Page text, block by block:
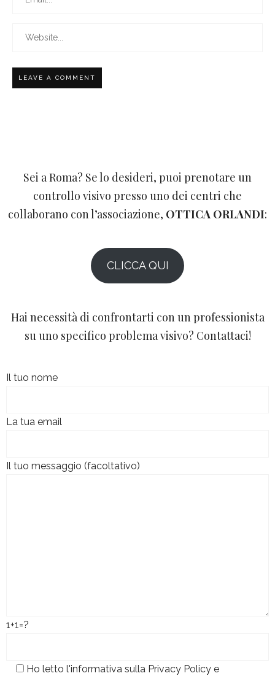
Sei a Roma? Se lo desideri, puoi prenotare un
controllo visivo presso uno dei centri che
collaborano con l’associazione, OTTICA ORLANDI:
CLICCA QUI
Hai necessità di confrontarti con un professionista
su uno specifico problema visivo? Contattaci!
Il tuo nome
La tua email
Il tuo messaggio (facoltativo)
1+1=?
Ho letto l'informativa sulla Privacy Policy e